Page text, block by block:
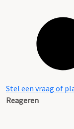
Stel een vraag of
Reageren